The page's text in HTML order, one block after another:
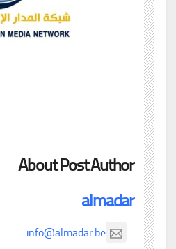
About Post Author
almadar
info@almadar.be